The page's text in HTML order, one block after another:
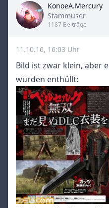
KonoeA.Mercury
Title
Stammuser
1187 Beiträge
11.10.16, 16:03 Uhr
Bild ist zwar klein, aber
wurden enthüllt: